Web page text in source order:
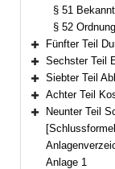
§ 51
§ 52
Bereich
Fünfter Teil
Bereich erweitern
Sechster Teil
Bereich
Siebter Teil
Bereich
Achter Teil
Bereich
Neunter Teil
Anlage 1